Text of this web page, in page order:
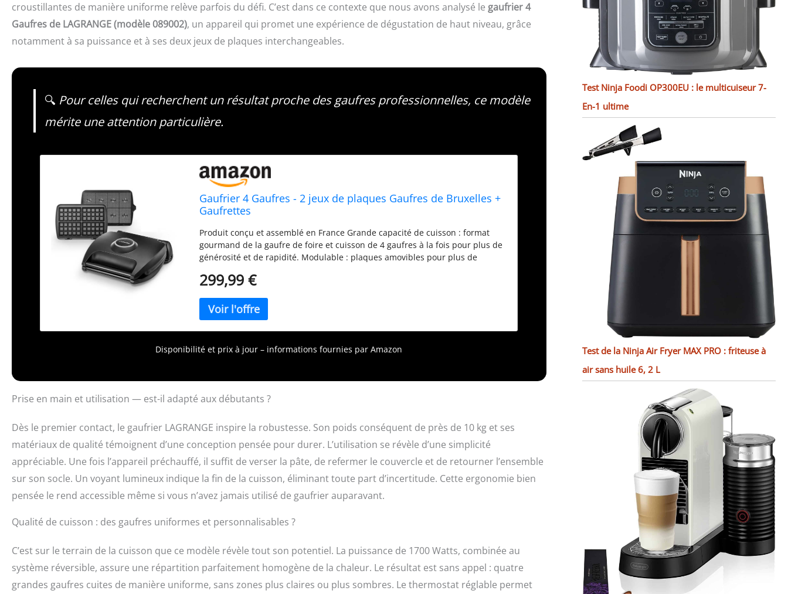
croustillantes de manière uniforme relève parfois du défi. C’est dans ce contexte que nous avons analysé le gaufrier 4
Gaufres de LAGRANGE (modèle 089002), un appareil qui promet une expérience de dégustation de haut niveau, grâce
notamment à sa puissance et à ses deux jeux de plaques interchangeables.
🔍 Pour celles qui recherchent un résultat proche des gaufres professionnelles, ce modèle
mérite une attention particulière.
Gaufrier 4 Gaufres - 2 jeux de plaques Gaufres de Bruxelles +
Gaufrettes
Produit conçu et assemblé en France Grande capacité de cuisson : format
gourmand de la gaufre de foire et cuisson de 4 gaufres à la fois pour plus de
générosité et de rapidité. Modulable : plaques amovibles pour plus de
pré-réglé pour une cuisson des gaufres dorées et croustillantes à l’extérieur
socle pour une bonne répartition de la pâte.
299,99 €
Disponibilité et prix à jour – informations fournies par Amazon
Prise en main et utilisation — est-il adapté aux débutants ?
Dès le premier contact, le gaufrier LAGRANGE inspire la robustesse. Son poids conséquent de près de 10 kg et ses
matériaux de qualité témoignent d’une conception pensée pour durer. L’utilisation se révèle d’une simplicité
appréciable. Une fois l’appareil préchauffé, il suffit de verser la pâte, de refermer le couvercle et de retourner l’ensemble
sur son socle. Un voyant lumineux indique la fin de la cuisson, éliminant toute part d’incertitude. Cette ergonomie bien
pensée le rend accessible même si vous n’avez jamais utilisé de gaufrier auparavant.
Qualité de cuisson : des gaufres uniformes et personnalisables ?
C’est sur le terrain de la cuisson que ce modèle révèle tout son potentiel. La puissance de 1700 Watts, combinée au
système réversible, assure une répartition parfaitement homogène de la chaleur. Le résultat est sans appel : quatre
grandes gaufres cuites de manière uniforme, sans zones plus claires ou plus sombres. Le thermostat réglable permet
Test Ninja Foodi OP300EU : le multicuiseur 7-
En-1 ultime
Test de la Ninja Air Fryer MAX PRO : friteuse à
air sans huile 6, 2 L